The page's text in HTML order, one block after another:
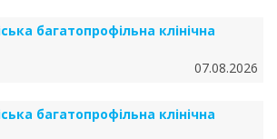
багатопрофільна клінічна
07.08.2026
багатопрофільна клінічна